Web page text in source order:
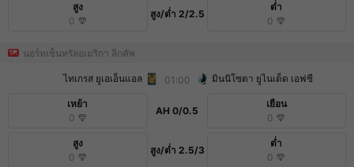
สูง
0
สูง/ต่ำ 2/2.5
ต่ำ
0
นอร์ทเซ็นทรัลอเมริกา ลีกคัพ
ไทเกรส ยูเอเอ็นแอล 01:00 มินนิโซตา ยูไนเต็ด เอฟซี
เหย้า
0
AH 0/0.5
เยือน
0
สูง
0
สูง/ต่ำ 2.5/3
ต่ำ
0